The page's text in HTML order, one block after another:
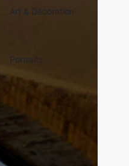
Art & Décoration
Portraits